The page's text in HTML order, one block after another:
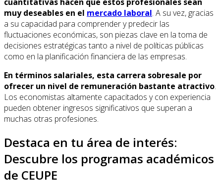
muy deseables en el mercado laboral. A su vez, gracias
a su capacidad para comprender y predecir las
fluctuaciones económicas, son piezas clave en la toma de
decisiones estratégicas tanto a nivel de políticas públicas
como en la planificación financiera de las empresas.
En términos salariales, esta carrera sobresale por
ofrecer un nivel de remuneración bastante atractivo.
Los economistas altamente capacitados y con experiencia
pueden obtener ingresos significativos que superan a
muchas otras profesiones.
Destaca en tu área de interés:
Descubre los programas académicos
de CEUPE